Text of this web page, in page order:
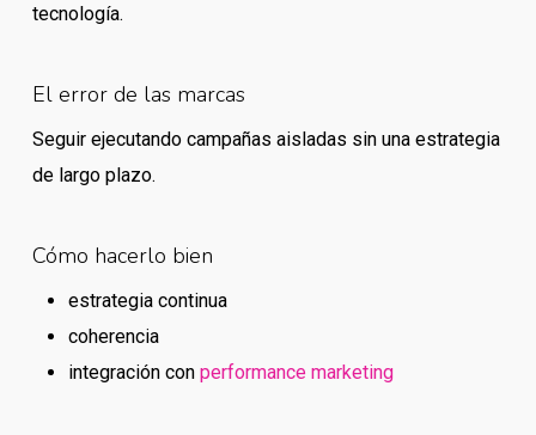
tecnología.
El error de las marcas
Seguir ejecutando campañas aisladas sin una estrategia
de largo plazo.
Cómo hacerlo bien
estrategia continua
coherencia
integración con performance marketing